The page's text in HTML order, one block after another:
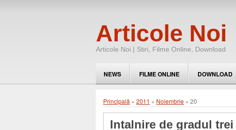
Articole Noi
Articole Noi | Stiri, Filme Online, Download
NEWS FILME ONLINE DOWNLOAD
Principală » 2011 » Noiembrie » 20
Intalnire de gradul